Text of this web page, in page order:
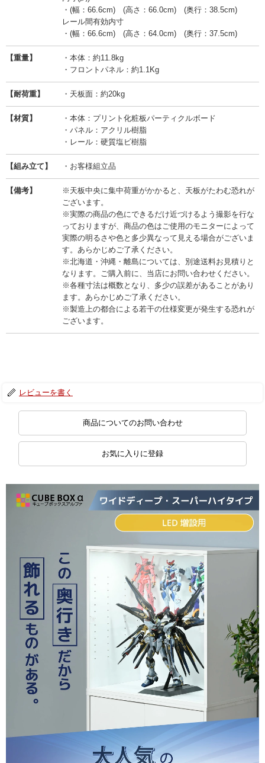
・(幅：66.6cm) (高さ：66.0cm) (奥行：38.5cm)
レール間有効内寸
・(幅：66.6cm) (高さ：64.0cm) (奥行：37.5cm)
【重量】
・本体：約11.8kg
・フロントパネル：約1.1Kg
【耐荷重】 ・天板面：約20kg
【材質】
・本体：プリント化粧板パーティクルボード
・パネル：アクリル樹脂
・レール：硬質塩ビ樹脂
【組み立て】 ・お客様組立品
【備考】
※天板中央に集中荷重がかかると、天板がたわむ恐れが
ございます。
※実際の商品の色にできるだけ近づけるよう撮影を行な
っておりますが、商品の色はご使用のモニターによって
実際の明るさや色と多少異なって見える場合がございま
す。あらかじめご了承ください。
※北海道・沖縄・離島については、別途送料お見積りと
なります。ご購入前に、当店にお問い合わせください。
※各種寸法は概数となり、多少の誤差があることがあり
ます。あらかじめご了承ください。
※製造上の都合による若干の仕様変更が発生する恐れが
ございます。
レビューを書く
商品についてのお問い合わせ
お気に入りに登録